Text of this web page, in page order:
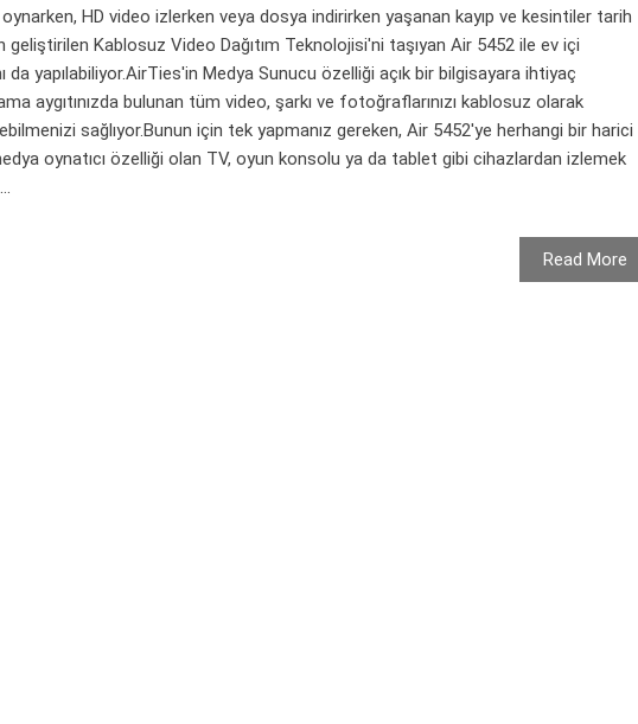
HD video izlerken veya dosya indirirken yaşanan kayıp ve kesintiler tarih
Kablosuz Video Dağıtım Teknolojisi'ni taşıyan Air 5452 ile ev içi
da yapılabiliyor.AirTies'in Medya Sunucu özelliği açık bir bilgisayara ihtiyaç
aygıtınızda bulunan tüm video, şarkı ve fotoğraflarınızı kablosuz olarak
sağlıyor.Bunun için tek yapmanız gereken, Air 5452'ye herhangi bir harici
oynatıcı özelliği olan TV, oyun konsolu ya da tablet gibi cihazlardan izlemek
Read More